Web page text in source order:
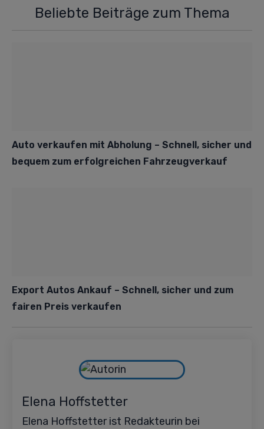
Beliebte Beiträge zum Thema
Auto verkaufen mit Abholung – Schnell, sicher und
bequem zum erfolgreichen Fahrzeugverkauf
Export Autos Ankauf – Schnell, sicher und zum
fairen Preis verkaufen
Elena Hoffstetter
Elena Hoffstetter ist Redakteurin bei